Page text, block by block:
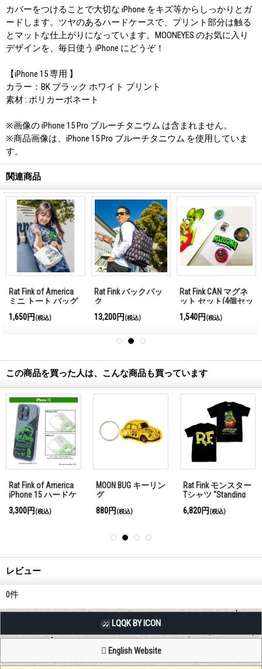
カバーをつけることで大切な iPhone をキズ等からしっかりとガ
ードします。ツヤのあるハードケースで、プリント部分は触る
とマットな仕上がりになっています。MOONEYES のお気に入り
デザインを、毎日使う iPhone にどうぞ！
【iPhone 15 専用 】
カラー：BK ブラック ホワイト プリント
素材 : ポリカーボネート
※画像の iPhone 15 Pro ブルーチタニウム は含まれません。
※商品画像は、iPhone 15 Pro ブルーチタニウム を使用していま
す。
関連商品
Rat Fink of America
ミニ トート バッグ
1,650円 (税込)
Rat Fink バックパッ
ク
13,200円 (税込)
Rat Fink CAN マグネ
ット セット(4個セッ
1,540円 (税込)
この商品を買った人は、こんな商品も買っています
Rat Fink of America
iPhone 15 ハードケ
3,300円 (税込)
MOON BUG キーリン
グ
880円 (税込)
Rat Fink モンスター
Tシャツ "Standing
6,820円 (税込)
レビュー
0件
LQQK BY ICON
English Website